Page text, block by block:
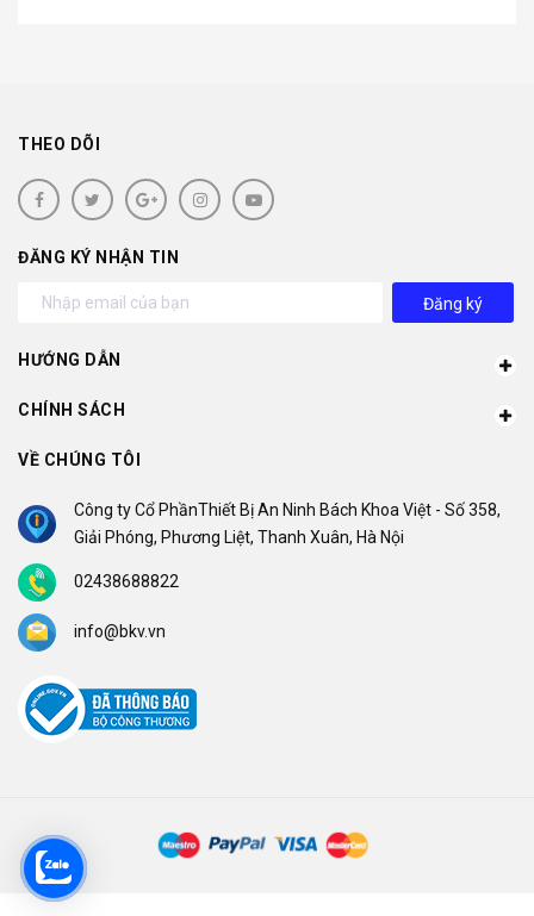
THEO DÕI
ĐĂNG KÝ NHẬN TIN
Đăng ký
HƯỚNG DẪN
CHÍNH SÁCH
VỀ CHÚNG TÔI
Công ty Cổ PhầnThiết Bị An Ninh Bách Khoa Việt - Số 358,
Giải Phóng, Phương Liệt, Thanh Xuân, Hà Nội
02438688822
info@bkv.vn